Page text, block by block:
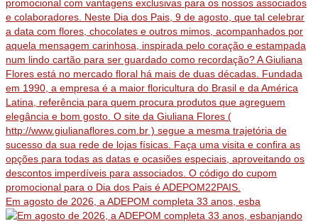
Em agosto de 2026, a ADEPOM completa 33 anos, esba